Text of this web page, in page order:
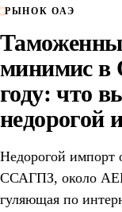
Услуги
Каналы
Вход
РЫНОК ОАЭ
минимис в
году: что
недорогой
Недорогой импорт
ССАГПЗ, около
гуляющая по